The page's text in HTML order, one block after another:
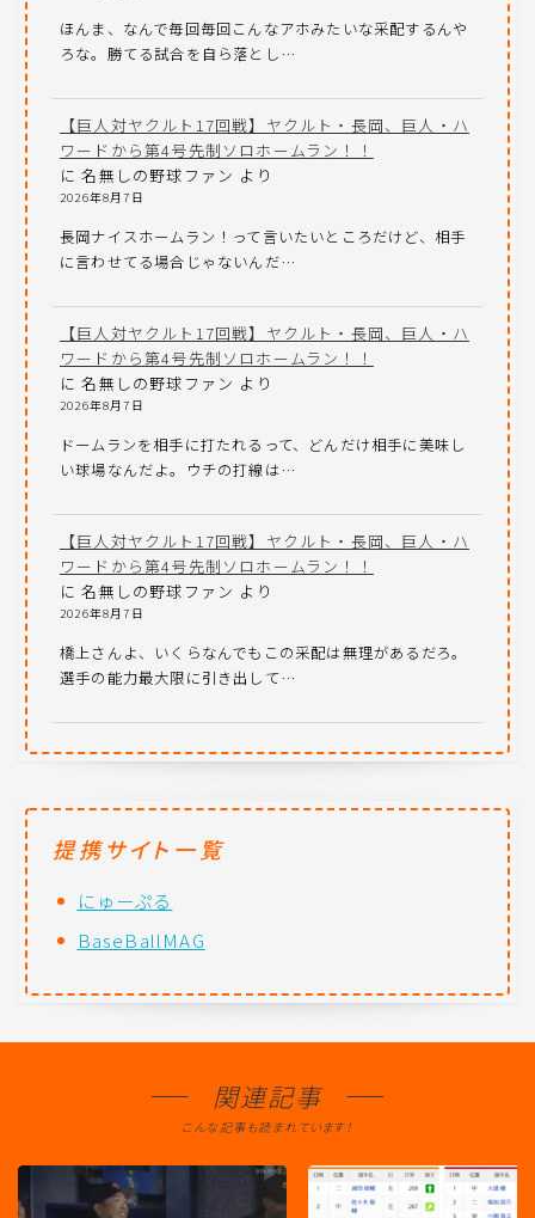
ほんま、なんで毎回毎回こんなアホみたいな采配するんや
ろな。勝てる試合を自ら落とし…
【巨人対ヤクルト17回戦】ヤクルト・長岡、巨人・ハ
ワードから第4号先制ソロホームラン！！
に名無しの野球ファン より
2026年8月7日
長岡ナイスホームラン！って言いたいところだけど、相手
に言わせてる場合じゃないんだ…
【巨人対ヤクルト17回戦】ヤクルト・長岡、巨人・ハ
ワードから第4号先制ソロホームラン！！
に名無しの野球ファン より
2026年8月7日
ドームランを相手に打たれるって、どんだけ相手に美味し
い球場なんだよ。ウチの打線は…
【巨人対ヤクルト17回戦】ヤクルト・長岡、巨人・ハ
ワードから第4号先制ソロホームラン！！
に名無しの野球ファン より
2026年8月7日
橋上さんよ、いくらなんでもこの采配は無理があるだろ。
選手の能力最大限に引き出して…
提携サイト一覧
にゅーぷる
BaseBallMAG
関連記事
こんな記事も読まれています！